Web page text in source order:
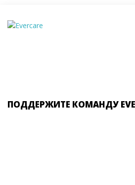
ПОДДЕРЖИТЕ КОМАНДУ